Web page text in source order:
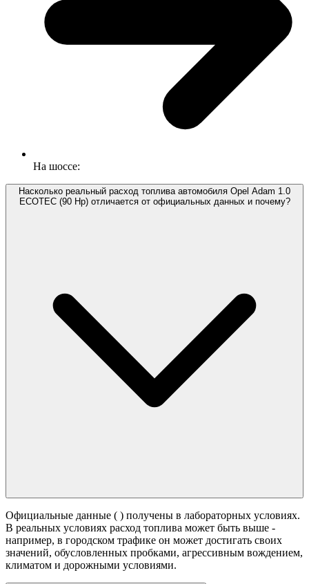
На шоссе:
Насколько реальный расход топлива автомобиля Opel Adam 1.0
ECOTEC (90 Hp) отличается от официальных данных и почему?
Официальные данные ( ) получены в лабораторных условиях.
В реальных условиях расход топлива может быть выше -
например, в городском трафике он может достигать своих
значений, обусловленных пробками, агрессивным вождением,
климатом и дорожными условиями.